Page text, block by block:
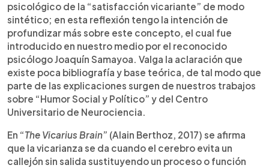
psicológico de la “satisfacción vicariante” de modo
sintético; en esta reflexión tengo la intención de
profundizar más sobre este concepto, el cual fue
introducido en nuestro medio por el reconocido
psicólogo Joaquín Samayoa. Valga la aclaración que
existe poca bibliografía y base teórica, de tal modo que
parte de las explicaciones surgen de nuestros trabajos
sobre “Humor Social y Político” y del Centro
Universitario de Neurociencia.
En “The Vicarius Brain” (Alain Berthoz, 2017) se afirma
que la vicarianza se da cuando el cerebro evita un
callejón sin salida sustituyendo un proceso o función